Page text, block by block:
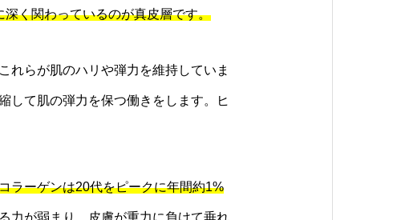
深く関わっているのが真皮層です。
れらが肌のハリや弾力を維持していま
して肌の弾力を保つ働きをします。ヒ
ラーゲンは20代をピークに年間約1%
力が弱まり、皮膚が重力に負けて垂れ